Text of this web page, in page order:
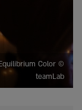
Color ©
teamLab